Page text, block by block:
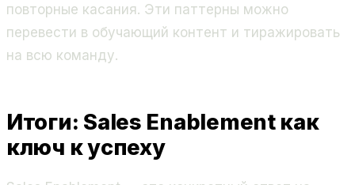
повторные касания. Эти паттерны можно
перевести в обучающий контент и тиражировать
на всю команду.
Итоги: Sales Enablement как
ключ к успеху